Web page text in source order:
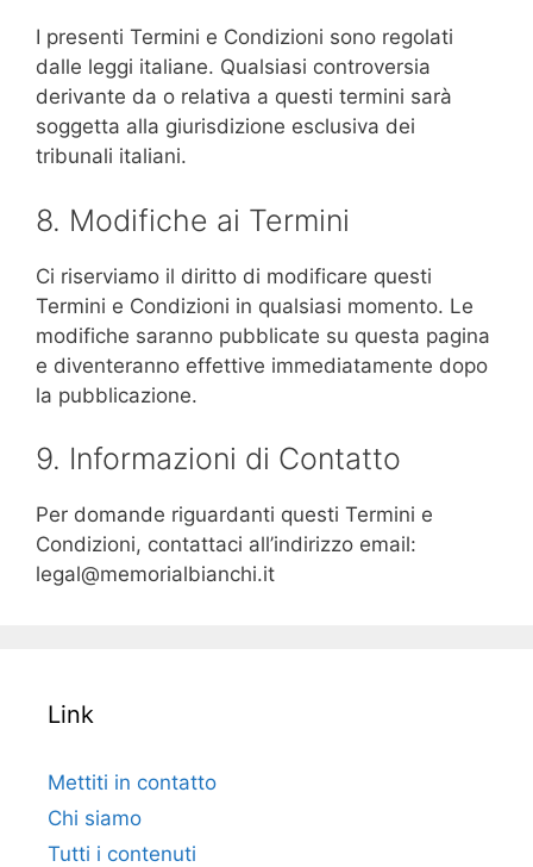
I presenti Termini e Condizioni sono regolati
dalle leggi italiane. Qualsiasi controversia
derivante da o relativa a questi termini sarà
soggetta alla giurisdizione esclusiva dei
tribunali italiani.
8. Modifiche ai Termini
Ci riserviamo il diritto di modificare questi
Termini e Condizioni in qualsiasi momento. Le
modifiche saranno pubblicate su questa pagina
e diventeranno effettive immediatamente dopo
la pubblicazione.
9. Informazioni di Contatto
Per domande riguardanti questi Termini e
Condizioni, contattaci all’indirizzo email:
legal@memorialbianchi.it
Link
Mettiti in contatto
Chi siamo
Tutti i contenuti